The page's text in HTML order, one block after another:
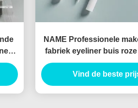
NAME Professionele
fabriek eyeliner buis
lege eyeliner buis
vloeibare eyeliner
Vind de beste